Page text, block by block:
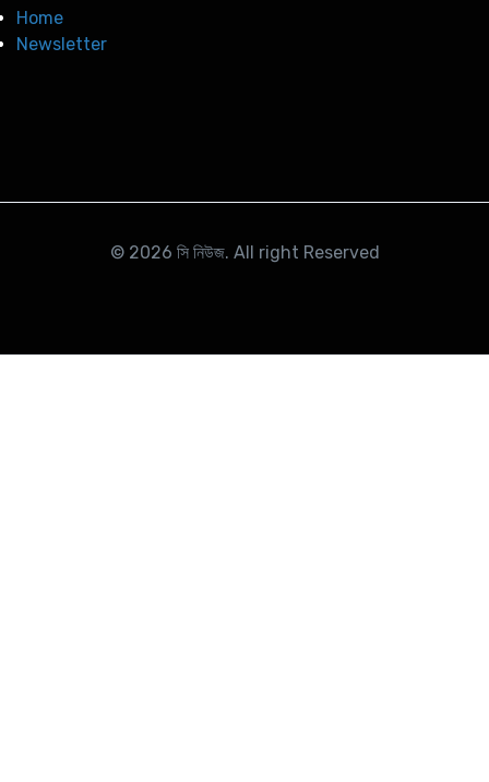
Home
Newsletter
© 2026 সি নিউজ. All right Reserved